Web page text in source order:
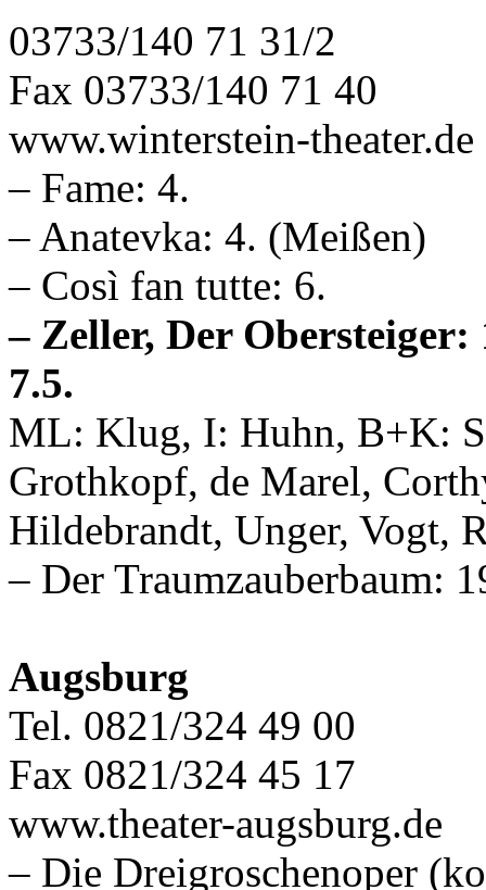
03733/140 71 31/2
Fax 03733/140 71 40
www.winterstein-theater.de
– Fame: 4.
– Anatevka: 4. (Meißen)
– Così fan tutte: 6.
– Zeller, Der Obersteiger:
7.5.
ML: Klug, I: Huhn, B+K:
Grothkopf, de Marel,
Hildebrandt, Unger, Vogt,
– Der Traumzauberbaum:
Augsburg
Tel. 0821/324 49 00
Fax 0821/324 45 17
www.theater-augsburg.de
– Die Dreigroschenoper